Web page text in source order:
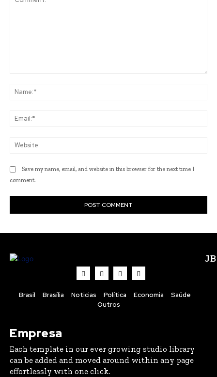
Save my name, email, and website in this browser for the next time I
comment.
Brasil Brasília Noticias Política Economia
Saúde
Outros
Empresa
Each template in our ever growing studio library
can be added and moved around within any page
effortlessly with one click.